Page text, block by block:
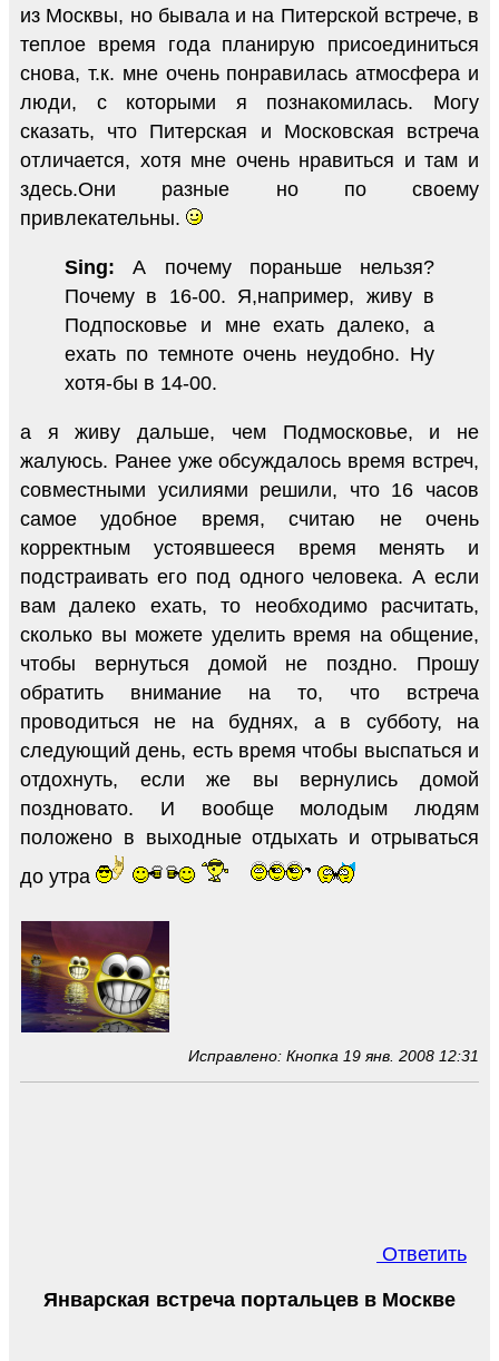
из Москвы, но бывала и на Питерской встрече, в
теплое время года планирую присоединиться
снова, т.к. мне очень понравилась атмосфера и
люди, с которыми я познакомилась. Могу
сказать, что Питерская и Московская встреча
отличается, хотя мне очень нравиться и там и
здесь.Они разные но по своему
привлекательны.
Sing: А почему пораньше нельзя?
Почему в 16-00. Я,например, живу в
Подпосковье и мне ехать далеко, а
ехать по темноте очень неудобно. Ну
хотя-бы в 14-00.
а я живу дальше, чем Подмосковье, и не
жалуюсь. Ранее уже обсуждалось время встреч,
совместными усилиями решили, что 16 часов
самое удобное время, считаю не очень
корректным устоявшееся время менять и
подстраивать его под одного человека. А если
вам далеко ехать, то необходимо расчитать,
сколько вы можете уделить время на общение,
чтобы вернуться домой не поздно. Прошу
обратить внимание на то, что встреча
проводиться не на буднях, а в субботу, на
следующий день, есть время чтобы выспаться и
отдохнуть, если же вы вернулись домой
поздновато. И вообще молодым людям
положено в выходные отдыхать и отрываться
до утра
Исправлено: Кнопка 19 янв. 2008 12:31
Ответить
Январская встреча портальцев в Москве